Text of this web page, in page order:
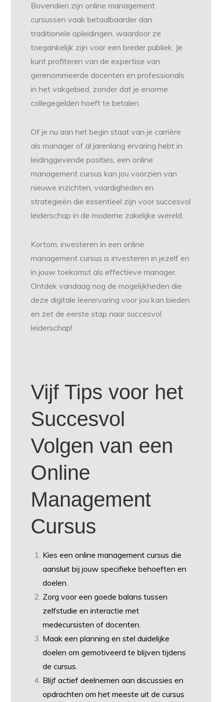
Bovendien zijn online management
cursussen vaak betaalbaarder dan
traditionele opleidingen, waardoor ze
toegankelijk zijn voor een breder publiek. Je
kunt profiteren van de expertise van
gerenommeerde docenten en professionals
in het vakgebied, zonder dat je enorme
collegegelden hoeft te betalen.
Of je nu aan het begin staat van je carrière
als manager of al jarenlang ervaring hebt in
leidinggevende posities, een online
management cursus kan jou voorzien van
nieuwe inzichten, vaardigheden en
strategieën die essentieel zijn voor succesvol
leiderschap in de moderne zakelijke wereld.
Kortom, investeren in een online
management cursus is investeren in jezelf en
in jouw toekomst als effectieve manager.
Ontdek vandaag nog de mogelijkheden die
deze digitale leerervaring voor jou kan bieden
en zet de eerste stap naar succesvol
leiderschap!
Vijf Tips voor het
Succesvol
Volgen van een
Online
Management
Cursus
Kies een online management cursus die
aansluit bij jouw specifieke behoeften en
doelen.
Zorg voor een goede balans tussen
zelfstudie en interactie met
medecursisten of docenten.
Maak een planning en stel duidelijke
doelen om gemotiveerd te blijven tijdens
de cursus.
Blijf actief deelnemen aan discussies en
opdrachten om het meeste uit de cursus